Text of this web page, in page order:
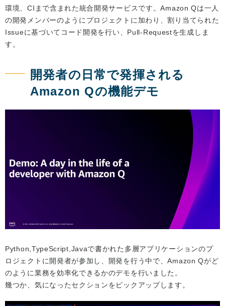
環境、CIまで含まれた統合開発サービスです。Amazon Qは一人
の開発メンバーのようにプロジェクトに加わり、割り当てられた
Issueに基づいてコード開発を行い、Pull-Requestを生成しま
す。
開発者の日常で発揮される
Amazon Qの機能デモ
Python,TypeScript,Javaで書かれた多層アプリケーションのプ
ロジェクトに開発者が参加し、開発を行う中で、Amazon Qがど
のように業務を効率化できるかのデモを行いました。
幾つか、気になったセクションをピックアップします。